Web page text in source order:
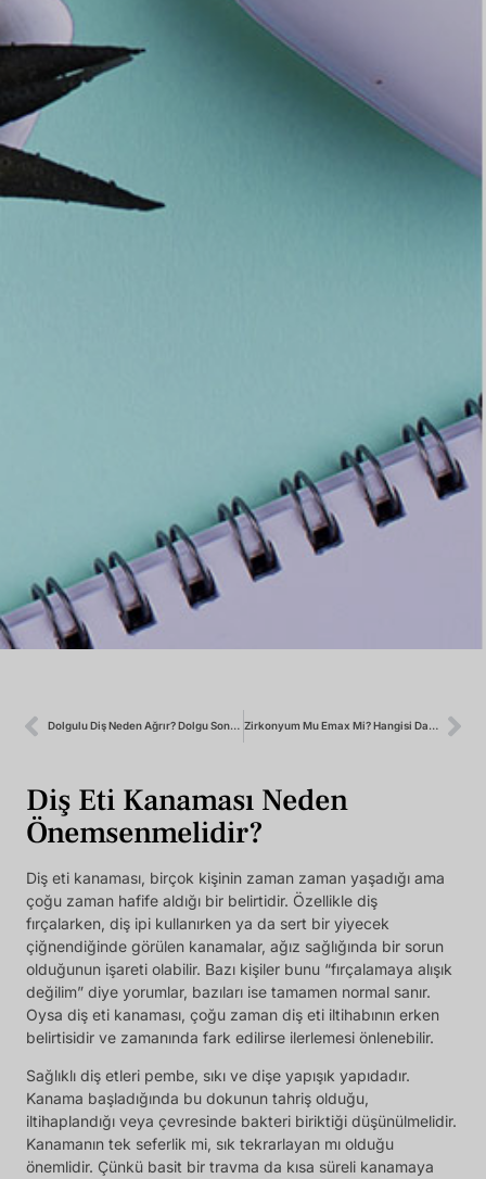
Dolgulu Diş Neden Ağrır? Dolgu Sonrası Hassasiyet Normal Mi? Zirkonyum Mu Emax Mi? Hangisi Daha İyi?
Diş Eti Kanaması Neden
Önemsenmelidir?
Diş eti kanaması, birçok kişinin zaman zaman yaşadığı ama
çoğu zaman hafife aldığı bir belirtidir. Özellikle diş
fırçalarken, diş ipi kullanırken ya da sert bir yiyecek
çiğnendiğinde görülen kanamalar, ağız sağlığında bir sorun
olduğunun işareti olabilir. Bazı kişiler bunu “fırçalamaya alışık
değilim” diye yorumlar, bazıları ise tamamen normal sanır.
Oysa diş eti kanaması, çoğu zaman diş eti iltihabının erken
belirtisidir ve zamanında fark edilirse ilerlemesi önlenebilir.
Sağlıklı diş etleri pembe, sıkı ve dişe yapışık yapıdadır.
Kanama başladığında bu dokunun tahriş olduğu,
iltihaplandığı veya çevresinde bakteri biriktiği düşünülmelidir.
Kanamanın tek seferlik mi, sık tekrarlayan mı olduğu
önemlidir. Çünkü basit bir travma da kısa süreli kanamaya